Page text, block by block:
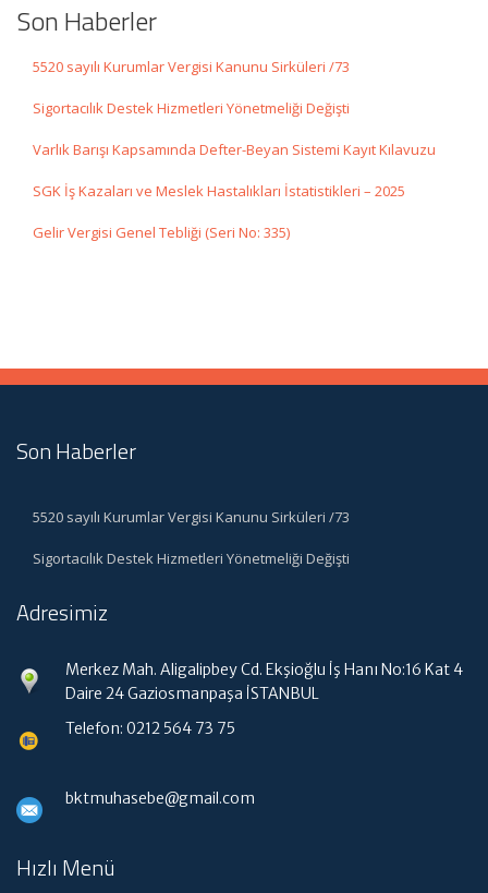
Son Haberler
5520 sayılı Kurumlar Vergisi Kanunu Sirküleri /73
Sigortacılık Destek Hizmetleri Yönetmeliği Değişti
Varlık Barışı Kapsamında Defter-Beyan Sistemi Kayıt Kılavuzu
SGK İş Kazaları ve Meslek Hastalıkları İstatistikleri – 2025
Gelir Vergisi Genel Tebliği (Seri No: 335)
Son Haberler
5520 sayılı Kurumlar Vergisi Kanunu Sirküleri /73
Sigortacılık Destek Hizmetleri Yönetmeliği Değişti
Adresimiz
Merkez Mah. Aligalipbey Cd. Ekşioğlu İş Hanı No:16 Kat 4
Daire 24 Gaziosmanpaşa İSTANBUL
Telefon: 0212 564 73 75
bktmuhasebe@gmail.com
Hızlı Menü